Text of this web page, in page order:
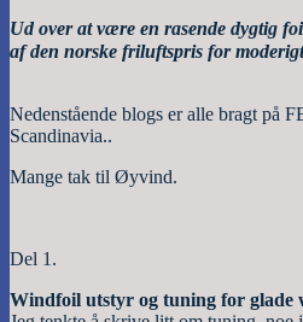
Ud over at være en rasende dygtig
af den norske friluftspris for
Nedenstående blogs er alle bragt på
Scandinavia..
Mange tak til Øyvind.
Del 1.
Windfoil utstyr og tuning for glade